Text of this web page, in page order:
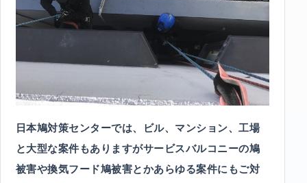
日本鳩対策センターでは、ビル、マンション、工場
と大型な案件もありますがサービスバルコニーの鳩
被害や換気フード鳩被害とかあらゆる案件にもご対